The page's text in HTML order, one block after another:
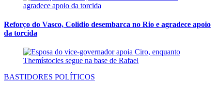
Reforço do Vasco, Colidio desembarca no Rio e agradece apoio
da torcida
BASTIDORES POLÍTICOS